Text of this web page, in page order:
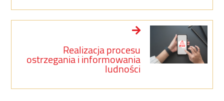
Realizacja procesu
ostrzegania i informowania
ludności